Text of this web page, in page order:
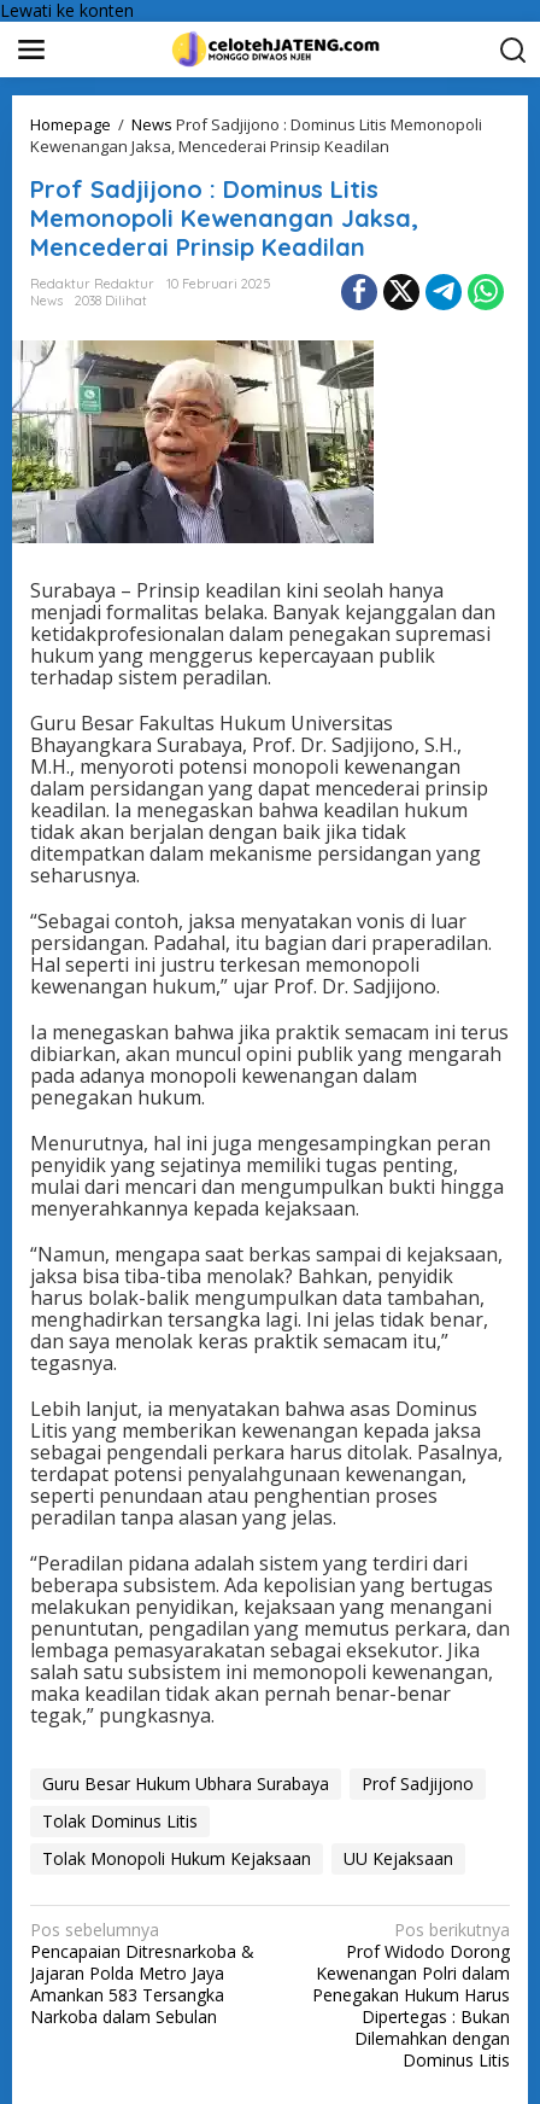
Lewati ke konten
Homepage / News Prof Sadjijono : Dominus Litis Memonopoli
Kewenangan Jaksa, Mencederai Prinsip Keadilan
Prof Sadjijono : Dominus Litis
Memonopoli Kewenangan Jaksa,
Mencederai Prinsip Keadilan
Redaktur Redaktur
10 Februari 2025
News
2038 Dilihat
Surabaya – Prinsip keadilan kini seolah hanya
menjadi formalitas belaka. Banyak kejanggalan dan
ketidakprofesionalan dalam penegakan supremasi
hukum yang menggerus kepercayaan publik
terhadap sistem peradilan.
Guru Besar Fakultas Hukum Universitas
Bhayangkara Surabaya, Prof. Dr. Sadjijono, S.H.,
M.H., menyoroti potensi monopoli kewenangan
dalam persidangan yang dapat mencederai prinsip
keadilan. Ia menegaskan bahwa keadilan hukum
tidak akan berjalan dengan baik jika tidak
ditempatkan dalam mekanisme persidangan yang
seharusnya.
“Sebagai contoh, jaksa menyatakan vonis di luar
persidangan. Padahal, itu bagian dari praperadilan.
Hal seperti ini justru terkesan memonopoli
kewenangan hukum,” ujar Prof. Dr. Sadjijono.
Ia menegaskan bahwa jika praktik semacam ini terus
dibiarkan, akan muncul opini publik yang mengarah
pada adanya monopoli kewenangan dalam
penegakan hukum.
Menurutnya, hal ini juga mengesampingkan peran
penyidik yang sejatinya memiliki tugas penting,
mulai dari mencari dan mengumpulkan bukti hingga
menyerahkannya kepada kejaksaan.
“Namun, mengapa saat berkas sampai di kejaksaan,
jaksa bisa tiba-tiba menolak? Bahkan, penyidik
harus bolak-balik mengumpulkan data tambahan,
menghadirkan tersangka lagi. Ini jelas tidak benar,
dan saya menolak keras praktik semacam itu,”
tegasnya.
Lebih lanjut, ia menyatakan bahwa asas Dominus
Litis yang memberikan kewenangan kepada jaksa
sebagai pengendali perkara harus ditolak. Pasalnya,
terdapat potensi penyalahgunaan kewenangan,
seperti penundaan atau penghentian proses
peradilan tanpa alasan yang jelas.
“Peradilan pidana adalah sistem yang terdiri dari
beberapa subsistem. Ada kepolisian yang bertugas
melakukan penyidikan, kejaksaan yang menangani
penuntutan, pengadilan yang memutus perkara, dan
lembaga pemasyarakatan sebagai eksekutor. Jika
salah satu subsistem ini memonopoli kewenangan,
maka keadilan tidak akan pernah benar-benar
tegak,” pungkasnya.
Guru Besar Hukum Ubhara Surabaya
Prof Sadjijono
Tolak Dominus Litis
Tolak Monopoli Hukum Kejaksaan
UU Kejaksaan
N
a
v
i
Pos sebelumnya
Pencapaian Ditresnarkoba &
Jajaran Polda Metro Jaya
Amankan 583 Tersangka
Narkoba dalam Sebulan
Pos berikutnya
Prof Widodo Dorong
Kewenangan Polri dalam
Penegakan Hukum Harus
Dipertegas : Bukan
Dilemahkan dengan
Dominus Litis